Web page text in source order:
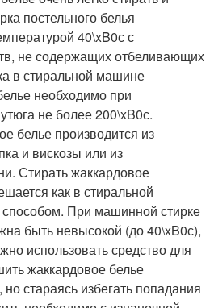
постельного белья
40\xB0с с
не содержащих отбеливающих
в стиральной машине
необходимо при
не более 200\xB0с.
белье производится из
и вискозы или из
Стирать жаккардовое
как в стиральной
При машинной стирке
быть невысокой (до 40\xB0с),
использовать средство для
жаккардовое белье
стараясь избегать попадания